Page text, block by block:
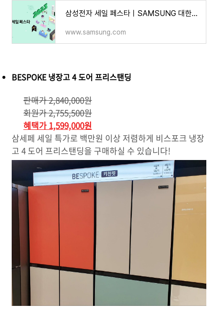
삼성전자 세일 페스타ㅣSAMSUNG 대한민국
www.samsung.com
BESPOKE 냉장고 4 도어 프리스탠딩
판매가 2,840,000원
회원가 2,755,500원
혜택가 1,599,000원
삼세페 세일 특가로 백만원 이상 저렴하게 비스포크 냉장
고 4 도어 프리스탠딩을 구매하실 수 있습니다!